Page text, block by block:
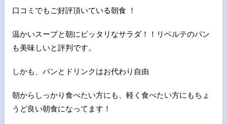
口コミでもご好評頂いている朝食 ！
温かいスープと朝にピッタリなサラダ！！リベルテのパン
も美味しいと評判です。
しかも、パンとドリンクはお代わり自由
朝からしっかり食べたい方にも、軽く食べたい方にもちょ
うど良い朝食になってます！